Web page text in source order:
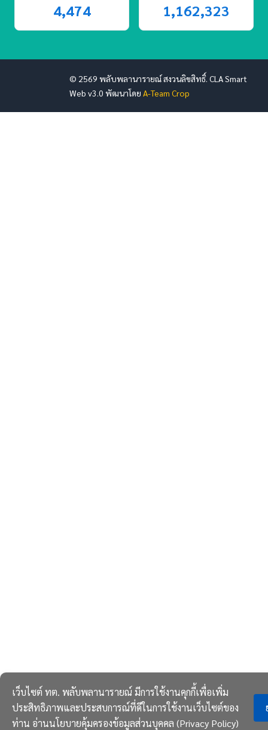
4,474 1,162,323
© 2569 พลับพลานารายณ์ สงวนลิขสิทธิ์.CLA Smart
Web v3.0 พัฒนาโดยA-Team Crop
เว็บไซต์ ทต. พลับพลานารายณ์ มีการใช้งานคุกกี้เพื่อเพิ่ม
ประสิทธิภาพและประสบการณ์ที่ดีในการใช้งานเว็บไซต์ของ
ท่าน อ่านนโยบายคุ้มครองข้อมูลส่วนบุคคล (Privacy Policy)